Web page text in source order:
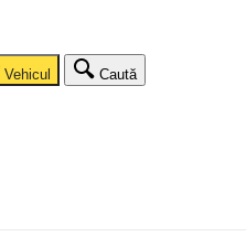
Vehicul Caută